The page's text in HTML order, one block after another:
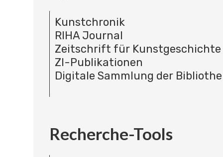
Kunstchronik
RIHA Journal
Zeitschrift für Kunstgeschichte
ZI-Publikationen
Digitale Sammlung der
Recherche-Tools